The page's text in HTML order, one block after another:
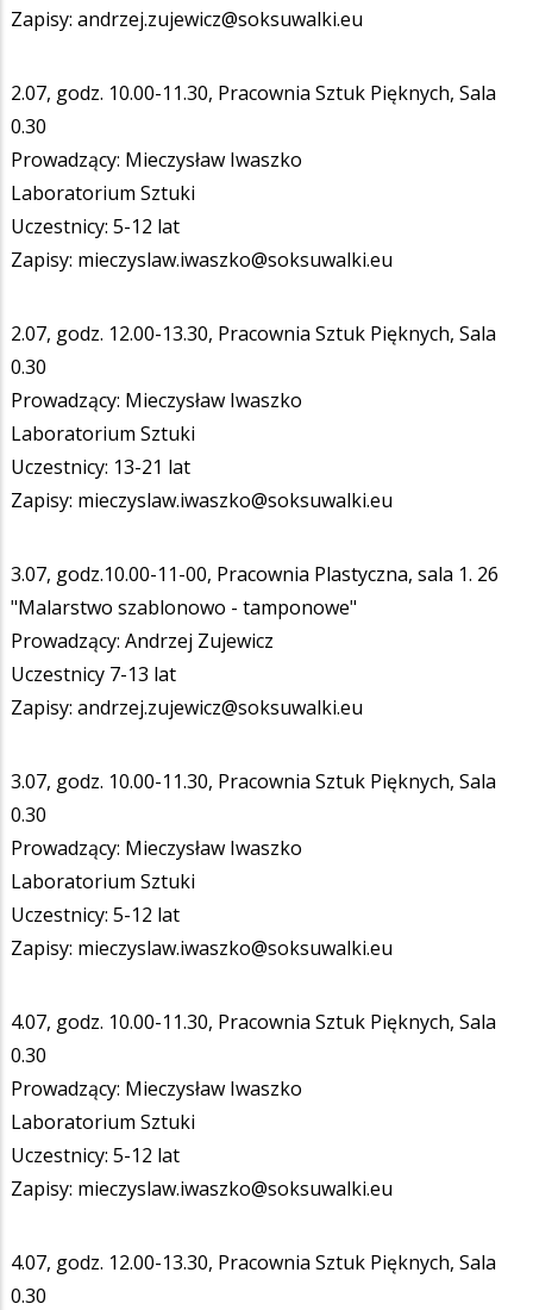
Zapisy: andrzej.zujewicz@soksuwalki.eu
2.07, godz. 10.00-11.30, Pracownia Sztuk Pięknych, Sala
0.30
Prowadzący: Mieczysław Iwaszko
Laboratorium Sztuki
Uczestnicy: 5-12 lat
Zapisy: mieczyslaw.iwaszko@soksuwalki.eu
2.07, godz. 12.00-13.30, Pracownia Sztuk Pięknych, Sala
0.30
Prowadzący: Mieczysław Iwaszko
Laboratorium Sztuki
Uczestnicy: 13-21 lat
Zapisy: mieczyslaw.iwaszko@soksuwalki.eu
3.07, godz.10.00-11-00, Pracownia Plastyczna, sala 1. 26
"Malarstwo szablonowo - tamponowe"
Prowadzący: Andrzej Zujewicz
Uczestnicy 7-13 lat
Zapisy: andrzej.zujewicz@soksuwalki.eu
3.07, godz. 10.00-11.30, Pracownia Sztuk Pięknych, Sala
0.30
Prowadzący: Mieczysław Iwaszko
Laboratorium Sztuki
Uczestnicy: 5-12 lat
Zapisy: mieczyslaw.iwaszko@soksuwalki.eu
4.07, godz. 10.00-11.30, Pracownia Sztuk Pięknych, Sala
0.30
Prowadzący: Mieczysław Iwaszko
Laboratorium Sztuki
Uczestnicy: 5-12 lat
Zapisy: mieczyslaw.iwaszko@soksuwalki.eu
4.07, godz. 12.00-13.30, Pracownia Sztuk Pięknych, Sala
0.30